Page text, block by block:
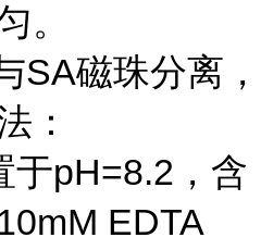
。
SA磁珠分离，
：
于pH=8.2，含
EDTA